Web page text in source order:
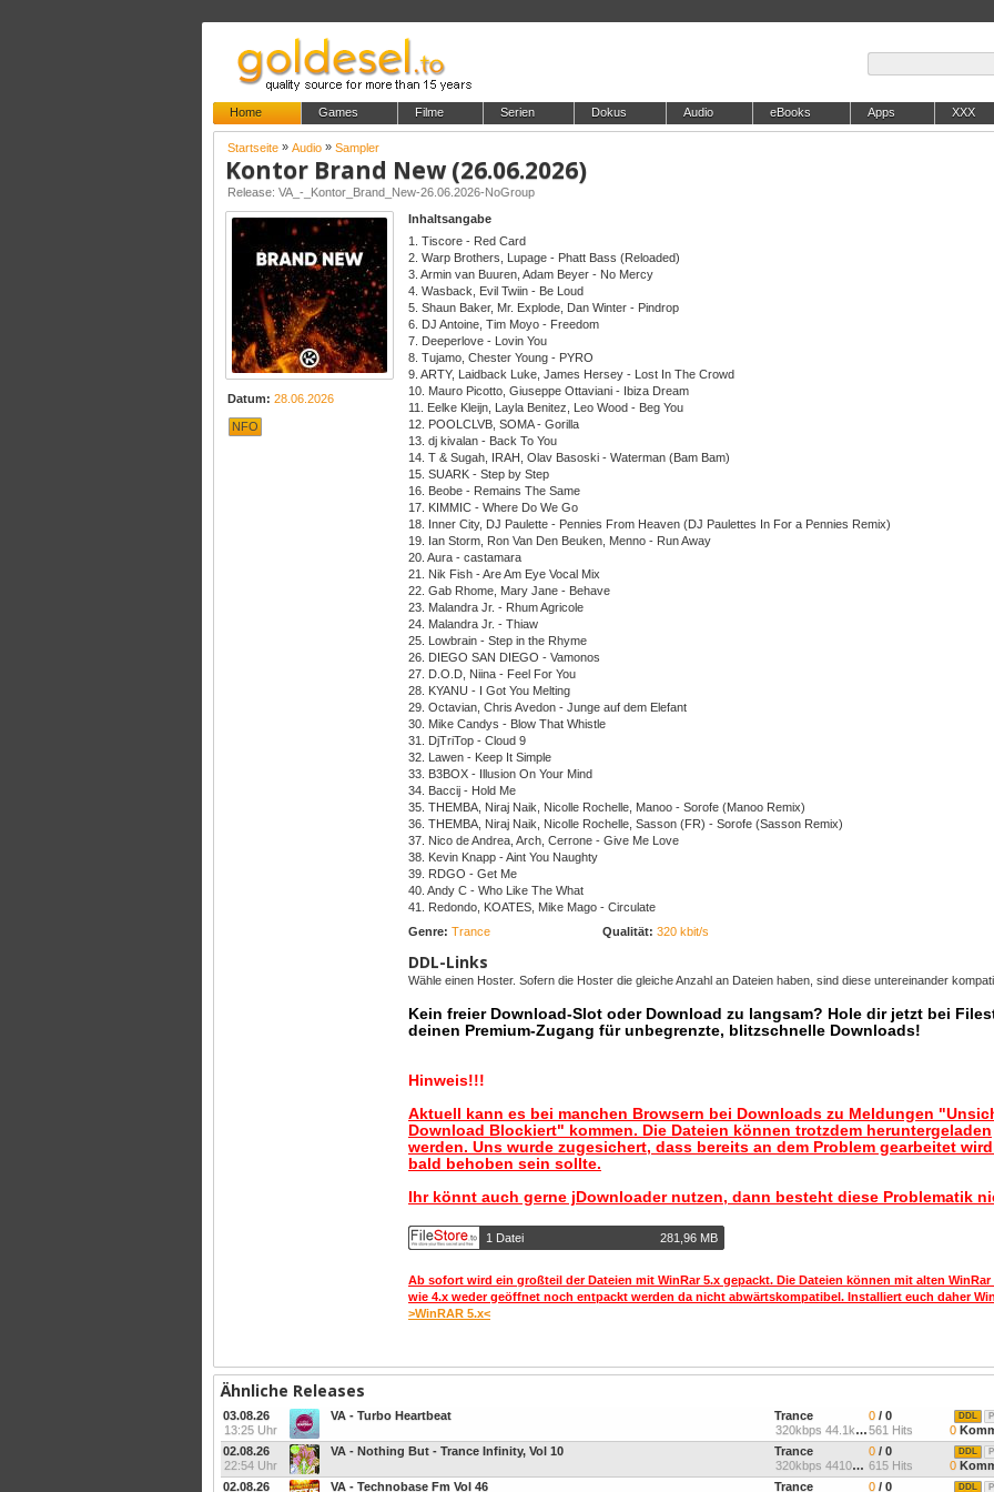
Home Games Filme Serien Dokus Audio eBooks Apps XXX
Startseite » Audio » Sampler
Kontor Brand New (26.06.2026)
Release: VA_-_Kontor_Brand_New-26.06.2026-NoGroup
Datum: 28.06.2026
NFO
Inhaltsangabe
1. Tiscore - Red Card
2. Warp Brothers, Lupage - Phatt Bass (Reloaded)
3. Armin van Buuren, Adam Beyer - No Mercy
4. Wasback, Evil Twiin - Be Loud
5. Shaun Baker, Mr. Explode, Dan Winter - Pindrop
6. DJ Antoine, Tim Moyo - Freedom
7. Deeperlove - Lovin You
8. Tujamo, Chester Young - PYRO
9. ARTY, Laidback Luke, James Hersey - Lost In The Crowd
10. Mauro Picotto, Giuseppe Ottaviani - Ibiza Dream
11. Eelke Kleijn, Layla Benitez, Leo Wood - Beg You
12. POOLCLVB, SOMA - Gorilla
13. dj kivalan - Back To You
14. T & Sugah, IRAH, Olav Basoski - Waterman (Bam Bam)
15. SUARK - Step by Step
16. Beobe - Remains The Same
17. KIMMIC - Where Do We Go
18. Inner City, DJ Paulette - Pennies From Heaven (DJ Paulettes In For a Pennies Remix)
19. Ian Storm, Ron Van Den Beuken, Menno - Run Away
20. Aura - castamara
21. Nik Fish - Are Am Eye Vocal Mix
22. Gab Rhome, Mary Jane - Behave
23. Malandra Jr. - Rhum Agricole
24. Malandra Jr. - Thiaw
25. Lowbrain - Step in the Rhyme
26. DIEGO SAN DIEGO - Vamonos
27. D.O.D, Niina - Feel For You
28. KYANU - I Got You Melting
29. Octavian, Chris Avedon - Junge auf dem Elefant
30. Mike Candys - Blow That Whistle
31. DjTriTop - Cloud 9
32. Lawen - Keep It Simple
33. B3BOX - Illusion On Your Mind
34. Baccij - Hold Me
35. THEMBA, Niraj Naik, Nicolle Rochelle, Manoo - Sorofe (Manoo Remix)
36. THEMBA, Niraj Naik, Nicolle Rochelle, Sasson (FR) - Sorofe (Sasson Remix)
37. Nico de Andrea, Arch, Cerrone - Give Me Love
38. Kevin Knapp - Aint You Naughty
39. RDGO - Get Me
40. Andy C - Who Like The What
41. Redondo, KOATES, Mike Mago - Circulate
Genre: Trance Qualität: 320 kbit/s
DDL-Links
Wähle einen Hoster. Sofern die Hoster die gleiche Anzahl an Dateien haben, sind diese untereinander
Kein freier Download-Slot oder Download zu langsam? Hole dir jetzt bei
deinen Premium-Zugang für unbegrenzte, blitzschnelle Downloads!
Hinweis!!!
Aktuell kann es bei manchen Browsern bei Downloads zu Meldungen
Download Blockiert" kommen. Die Dateien können trotzdem heruntergeladen
werden. Uns wurde zugesichert, dass bereits an dem Problem gearbeitet
bald behoben sein sollte.
Ihr könnt auch gerne jDownloader nutzen, dann besteht diese Problematik
1 Datei 281,96 MB
Ab sofort wird ein großteil der Dateien mit WinRar 5.x gepackt. Die Dateien können mit alten WinRar
wie 4.x weder geöffnet noch entpackt werden da nicht abwärtskompatibel. Installiert euch daher
>WinRAR 5.x<
Ähnliche Releases
03.08.26
13:25 Uhr
VA - Turbo Heartbeat
Trance
320kbps 44.1kHz Stereo
0 / 0
561 Hits
DDL
0
02.08.26
22:54 Uhr
VA - Nothing But - Trance Infinity, Vol 10
Trance
320kbps 4410kHz Full Ster
0 / 0
615 Hits
DDL
0
02.08.26
VA - Technobase Fm Vol 46 Trance 0 / 0 DDL